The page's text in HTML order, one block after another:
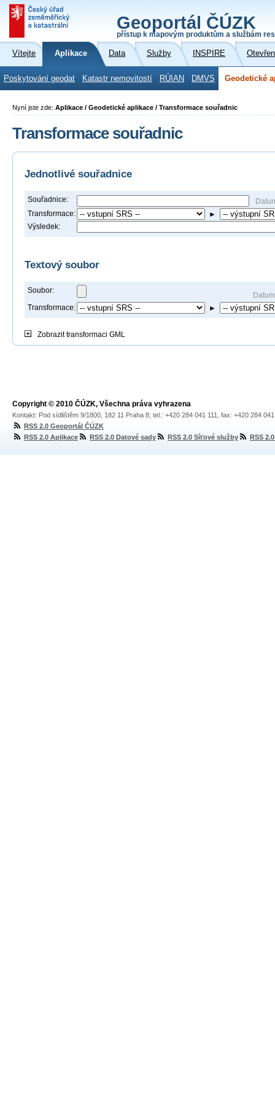
Geoportál ČÚZK
přístup k mapovým produktům a službám
Vítejte Aplikace Data Služby INSPIRE
Poskytování geodat Katastr nemovitostí RÚIAN DMVS Geodetické
Nyní jste zde: Aplikace / Geodetické aplikace / Transformace souřadnic
Transformace souřadnic
Jednotlivé souřadnice
Souřadnice:
Transformace:
►
Výsledek:
Textový soubor
Soubor:
Transformace:
►
Zobrazittransformaci GML
Copyright © 2010 ČÚZK, Všechna práva vyhrazena
Kontakt: Pod sídlištěm 9/1800, 182 11 Praha 8, tel.: +420 284 041 111, fax: +420 284
RSS 2.0 Geoportál ČÚZK
RSS 2.0 Aplikace
RSS 2.0 Datové sady RSS 2.0 Síťové služby RSS